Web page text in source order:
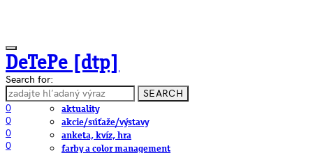
DeTePe [dtp]
ČLÁNKY
aktuality
akcie/súťaže/výstavy
anketa, kvíz, hra
farby a color management
Search for:
SEARCH
0
0
0
0